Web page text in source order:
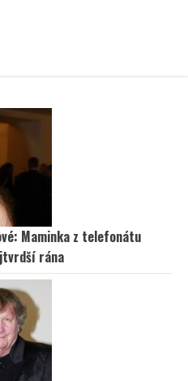
Maminka z telefonátu
rána